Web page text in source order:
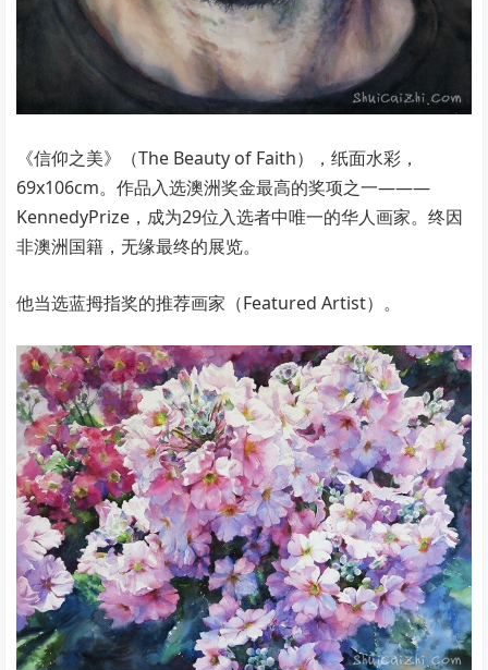
《信仰之美》（The Beauty of Faith），纸面水彩，
69x106cm。作品入选澳洲奖金最高的奖项之一———
KennedyPrize，成为29位入选者中唯一的华人画家。终因
非澳洲国籍，无缘最终的展览。
他当选蓝拇指奖的推荐画家（Featured Artist）。